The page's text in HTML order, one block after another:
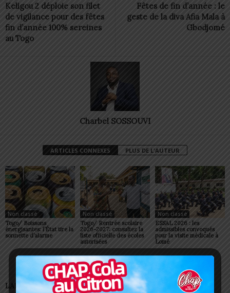
Keligou 2 déploie son filet
de vigilance pour des fêtes
fin d’année 100% sereines
au Togo
Fêtes de fin d’année : le
geste de la diva Afia Mala à
Gbodjomé
Charbel SOSSOUVI
ARTICLES CONNEXES PLUS DE L'AUTEUR
Non classé
Togo/ Boissons
énergisantes: l’État tire la
sonnette d’alarme
Non classé
Togo/ Rentrée scolaire
2026-2027: consultez la
liste officielle des écoles
autorisées
Non classé
ESSAL 2026 : les
admissibles convoqués
pour la visite médicale à
Lomé
LAISSER UN COMMENTAIRE